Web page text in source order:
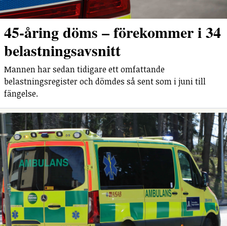
45-åring döms – förekommer i 34
belastningsavsnitt
Mannen har sedan tidigare ett omfattande
belastningsregister och dömdes så sent som i juni till
fängelse.